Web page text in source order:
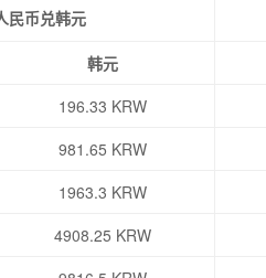
民币兑韩元
韩元
196.33 KRW
981.65 KRW
1963.3 KRW
4908.25 KRW